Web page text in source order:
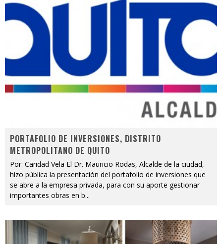
PORTAFOLIO DE INVERSIONES, DISTRITO
METROPOLITANO DE QUITO
Por: Caridad Vela El Dr. Mauricio Rodas, Alcalde de la ciudad,
hizo pública la presentación del portafolio de inversiones que
se abre a la empresa privada, para con su aporte gestionar
importantes obras en b...